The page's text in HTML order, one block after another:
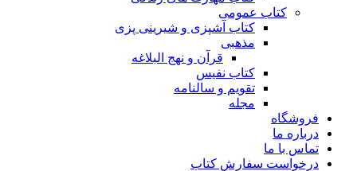
کتاب عمومی
کتاب آشپزی و شیرینی پزی
مذهبی
قرآن و نهج البلاغه
کتاب نفیس
تقویم و سالنامه
مجله
فروشگاه
درباره ما
تماس با ما
درخواست سفارش کتاب